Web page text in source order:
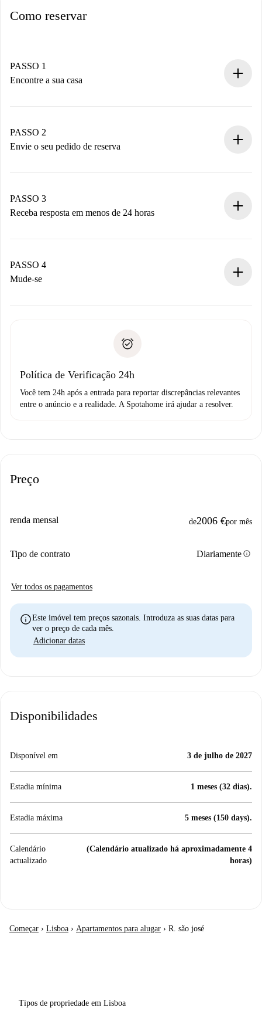
Como reservar
PASSO 1
Encontre a sua casa
Você tem todas as informações necessárias
antecipadamente.
PASSO 2
Envie o seu pedido de reserva
Não cobramos nada até que o proprietário confirme.
PASSO 3
Receba resposta em menos de 24 horas
proprietário.
Se recusada: não cobraremos nada e ofereceremos
Débito direto bancário
PASSO 4
Mude-se
não comunicar nenhum problema.
Política de Verificação 24h
Você tem 24h após a entrada para reportar discrepâncias relevantes
entre o anúncio e a realidade. A Spotahome irá ajudar a resolver.
Preço
renda mensal de2006 €por mês
Tipo de contrato Diariamenteinfo
Ver todos os pagamentos
infoEste imóvel tem preços sazonais. Introduza as suas datas para
ver o preço de cada mês.
Adicionar datas
Disponibilidades
Disponível em 3 de julho de 2027
Estadia mínima 1 meses (32 dias).
Estadia máxima 5 meses (150 days).
Calendário
actualizado
(Calendário atualizado há aproximadamente 4
horas)
Começar › Lisboa › Apartamentos para alugar › R. são josé
Tipos de propriedade em Lisboa